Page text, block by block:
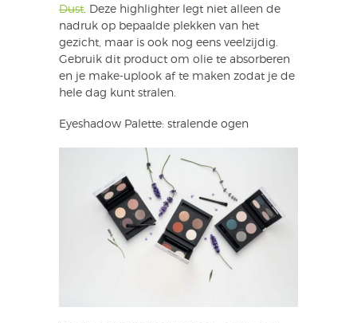
Dust. Deze highlighter legt niet alleen de
nadruk op bepaalde plekken van het
gezicht, maar is ook nog eens veelzijdig.
Gebruik dit product om olie te absorberen
en je make-uplook af te maken zodat je de
hele dag kunt stralen.
Eyeshadow Palette: stralende ogen